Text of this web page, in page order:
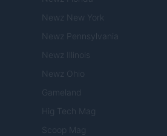
Newz New York
Newz Pennsylvania
Newz Illinois
Newz Ohio
Gameland
Hig Tech Mag
Scoop Mag